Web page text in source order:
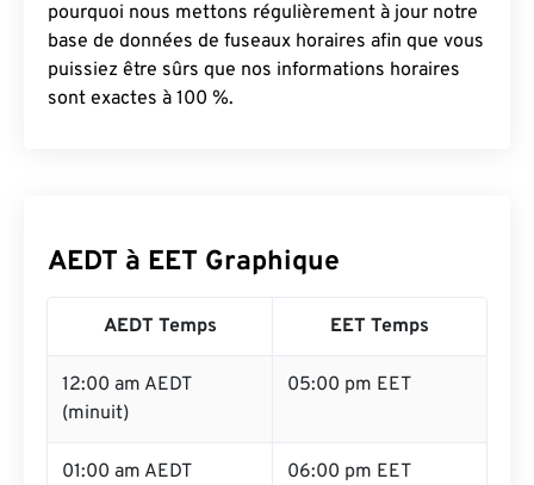
pourquoi nous mettons régulièrement à jour notre
base de données de fuseaux horaires afin que vous
puissiez être sûrs que nos informations horaires
sont exactes à 100 %.
AEDT à EET Graphique
AEDT Temps EET Temps
12:00 am AEDT
(minuit)
05:00 pm EET
01:00 am AEDT 06:00 pm EET